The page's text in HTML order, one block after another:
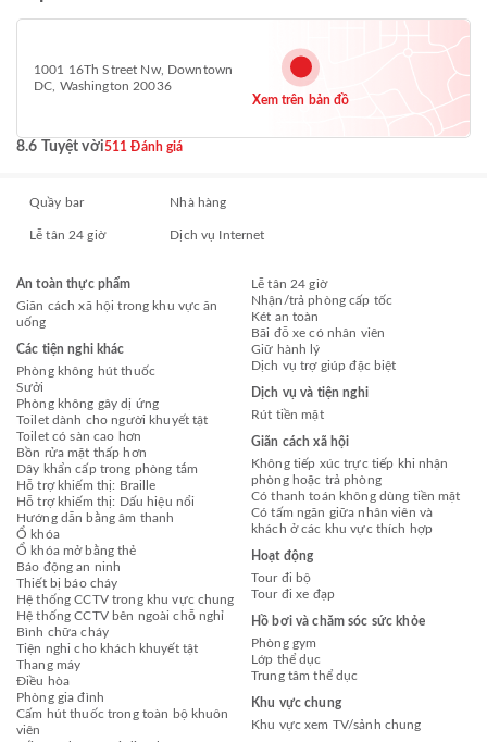
1001 16Th Street Nw, Downtown
DC, Washington 20036
Xem trên bản đồ
8.6 Tuyệt vời511 Đánh giá
Quầy bar Nhà hàng
Lễ tân 24 giờ Dịch vụ Internet
An toàn thực phẩm
Giãn cách xã hội trong khu vực ăn
uống
Các tiện nghi khác
Phòng không hút thuốc
Sưởi
Phòng không gây dị ứng
Toilet dành cho người khuyết tật
Toilet có sàn cao hơn
Bồn rửa mặt thấp hơn
Dây khẩn cấp trong phòng tắm
Hỗ trợ khiếm thị: Braille
Hỗ trợ khiếm thị: Dấu hiệu nổi
Hướng dẫn bằng âm thanh
Ổ khóa
Ổ khóa mở bằng thẻ
Báo động an ninh
Thiết bị báo cháy
Hệ thống CCTV trong khu vực chung
Hệ thống CCTV bên ngoài chỗ nghỉ
Bình chữa cháy
Tiện nghi cho khách khuyết tật
Thang máy
Điều hòa
Phòng gia đình
Cấm hút thuốc trong toàn bộ khuôn
viên
Lễ tân 24 giờ
Nhận/trả phòng cấp tốc
Két an toàn
Bãi đỗ xe có nhân viên
Giữ hành lý
Dịch vụ trợ giúp đặc biệt
Dịch vụ và tiện nghi
Rút tiền mặt
Giãn cách xã hội
Không tiếp xúc trực tiếp khi nhận
phòng hoặc trả phòng
Có thanh toán không dùng tiền mặt
Có tấm ngăn giữa nhân viên và
khách ở các khu vực thích hợp
Hoạt động
Tour đi bộ
Tour đi xe đạp
Hồ bơi và chăm sóc sức khỏe
Phòng gym
Lớp thể dục
Trung tâm thể dục
Khu vực chung
Khu vực xem TV/sảnh chung